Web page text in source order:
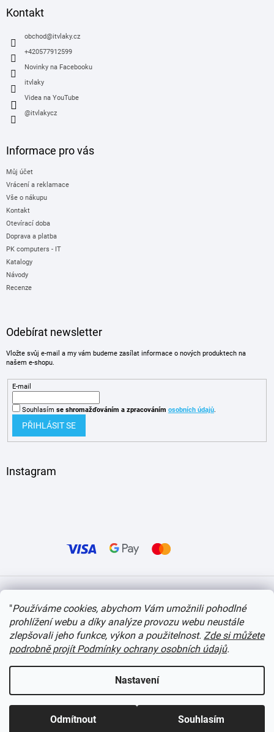
"Používáme cookies, abychom Vám umožnili pohodlné
prohlížení webu a díky analýze provozu webu neustále
zlepšovali jeho funkce, výkon a použitelnost. Zde si můžete
podrobně projít Podmínky ochrany osobních údajů.
Nastavení
Odmítnout Souhlasím
Kontakt
obchod@itvlaky.cz
+420577912599
Novinky na Facebooku
itvlaky
Videa na YouTube
@itvlakycz
Informace pro vás
Můj účet
Vrácení a reklamace
Vše o nákupu
Kontakt
Otevírací doba
Doprava a platba
PK computers - IT
Katalogy
Návody
Recenze
Odebírat newsletter
Vložte svůj e-mail a my vám budeme zasílat informace o nových produktech na
našem e-shopu.
E-mail
Souhlasím se shromažďováním a zpracováním osobních údajů.
PŘIHLÁSIT SE
Instagram
Copyright 2026itvlaky.cz . Všechna práva vyhrazena. Upravit nastavení cookies